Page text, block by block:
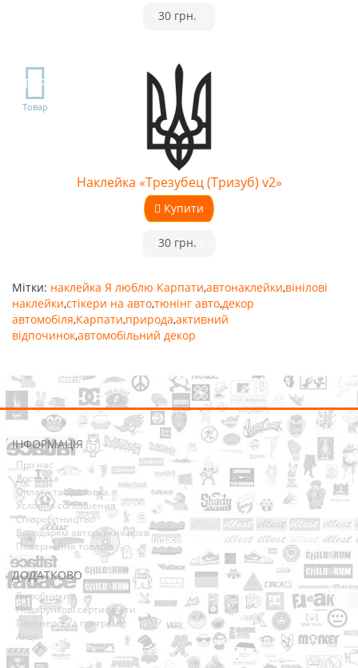
30 грн.
TOP
Товар
Наклейка «Трезубец (Тризуб) v2»
Купити
30 грн.
Мітки: наклейка Я люблю Карпати,автонаклейки,вінілові
наклейки,стікери на авто,тюнінг авто,декор
автомобіля,Карпати,природа,активний
відпочинок,автомобільний декор
ІНФОРМАЦІЯ
Про нас
Доставка
Оплата та Доставка
Условия соглашения
Співробітництво
Володарям авторських прав
Повернення товарів
ДОДАТКОВО
Виробники
Подарункові сертифікати
Партнерська програма
Акції